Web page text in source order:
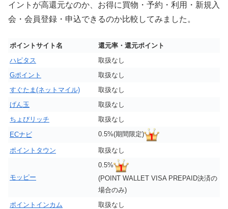
イントが高還元なのか、お得に買物・予約・利用・新規入
会・会員登録・申込できるのか比較してみました。
ポイントサイト名
還元率・還元ポイント
ハピタス
取扱なし
Gポイント
取扱なし
すぐたま(ネットマイル)
取扱なし
げん玉
取扱なし
ちょびリッチ
取扱なし
ECナビ
0.5%(期間限定)
ポイントタウン 取扱なし
モッピー
0.5%
(POINT WALLET VISA PREPAID決済の
場合のみ)
ポイントインカム
取扱なし